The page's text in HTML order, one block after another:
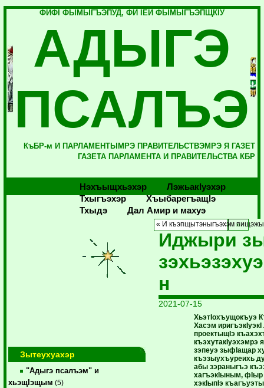
ФИФI ФЫМЫГЪЭПУД, ФИ IЕЙ ФЫМЫГЪЭПЩКIУ
АДЫГЭ
ПСАЛЪЭ
КъБР-м И ПАРЛАМЕНТЫМРЭ ПРАВИТЕЛЬСТВЭМРЭ Я ГАЗЕТ
ГАЗЕТА ПАРЛАМЕНТА И ПРАВИТЕЛЬСТВА КБР
Нэхъыщхьэхэр
Лэжьакlуэхэр
Тхыгъэхэр
Хъыбарегъащlэ
Тхыдэ
Дал Амир и махуэ
Зытеухуахэр
"Адыгэ псалъэм" и
хьэщIэщым (5)
« И къэпщытэныгъэхэм
Иджыри
н
2021-07-15
ХьэтIохъущокъуэ
Хасэм
проектыщIэ
къэхутакIуэхэмрэ
зэпеуэ зыфIащар
къэзыухъуреихь
абы зэраныгъэ
хагъэкIыным, фIыр
хэкIыпIэ